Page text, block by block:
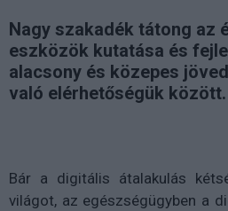
Nagy szakadék tátong az
eszközök kutatása és
alacsony és közepes
való elérhetőségük között.
Bár a digitális átalakulás
világot, az egészségügyben a